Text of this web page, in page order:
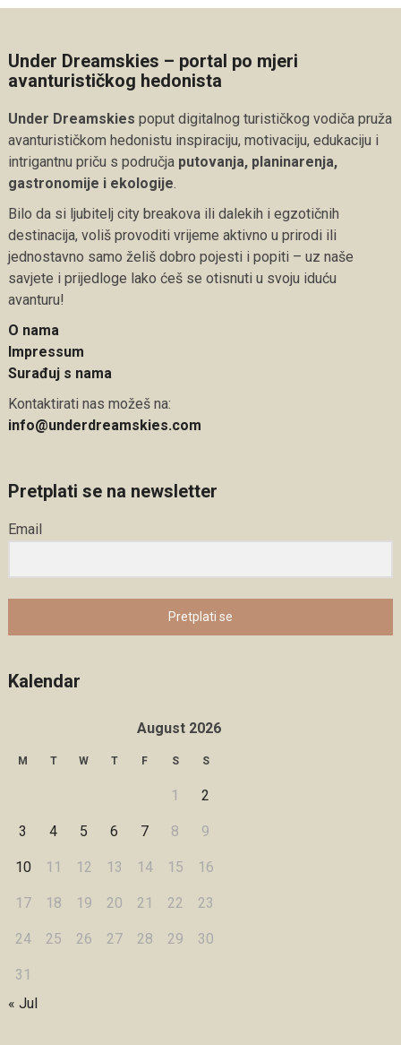
Under Dreamskies – portal po mjeri
avanturističkog hedonista
Under Dreamskies poput digitalnog turističkog vodiča pruža
avanturističkom hedonistu inspiraciju, motivaciju, edukaciju i
intrigantnu priču s područja putovanja, planinarenja,
gastronomije i ekologije.
Bilo da si ljubitelj city breakova ili dalekih i egzotičnih
destinacija, voliš provoditi vrijeme aktivno u prirodi ili
jednostavno samo želiš dobro pojesti i popiti – uz naše
savjete i prijedloge lako ćeš se otisnuti u svoju iduću
avanturu!
O nama
Impressum
Surađuj s nama
Kontaktirati nas možeš na:
info@underdreamskies.com
Pretplati se na newsletter
Email
Pretplati se
Kalendar
August 2026
M T W T F S S
1 2
3 4 5 6 7 8 9
10 11 12 13 14 15 16
17 18 19 20 21 22 23
24 25 26 27 28 29 30
31
« Jul